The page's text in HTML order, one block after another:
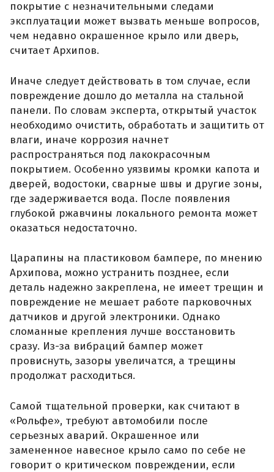
покрытие с незначительными следами
эксплуатации может вызвать меньше вопросов,
чем недавно окрашенное крыло или дверь,
считает Архипов.
Иначе следует действовать в том случае, если
повреждение дошло до металла на стальной
панели. По словам эксперта, открытый участок
необходимо очистить, обработать и защитить от
влаги, иначе коррозия начнет
распространяться под лакокрасочным
покрытием. Особенно уязвимы кромки капота и
дверей, водостоки, сварные швы и другие зоны,
где задерживается вода. После появления
глубокой ржавчины локального ремонта может
оказаться недостаточно.
Царапины на пластиковом бампере, по мнению
Архипова, можно устранить позднее, если
деталь надежно закреплена, не имеет трещин и
повреждение не мешает работе парковочных
датчиков и другой электроники. Однако
сломанные крепления лучше восстановить
сразу. Из-за вибраций бампер может
провиснуть, зазоры увеличатся, а трещины
продолжат расходиться.
Самой тщательной проверки, как считают в
«Рольфе», требуют автомобили после
серьезных аварий. Окрашенное или
замененное навесное крыло само по себе не
говорит о критическом повреждении, если